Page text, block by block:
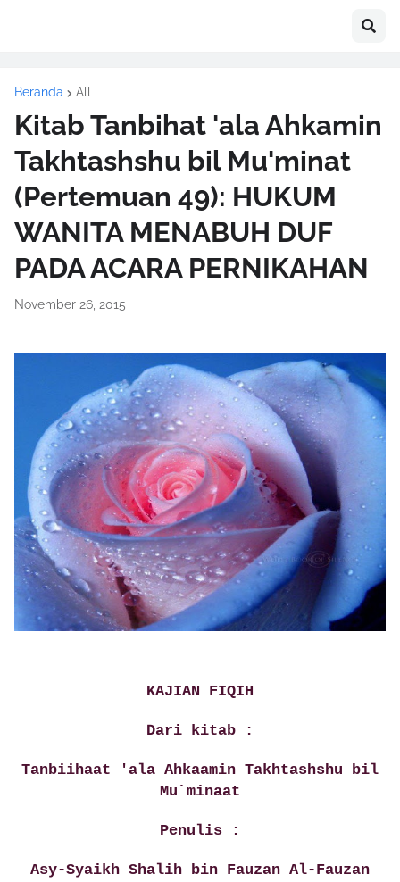
Beranda All
Kitab Tanbihat 'ala Ahkamin
Takhtashshu bil Mu'minat
(Pertemuan 49): HUKUM
WANITA MENABUH DUF
PADA ACARA PERNIKAHAN
November 26, 2015
KAJIAN FIQIH
Dari kitab :
Tanbiihaat 'ala Ahkaamin Takhtashshu bil
Mu`minaat
Penulis :
Asy-Syaikh Shalih bin Fauzan Al-Fauzan